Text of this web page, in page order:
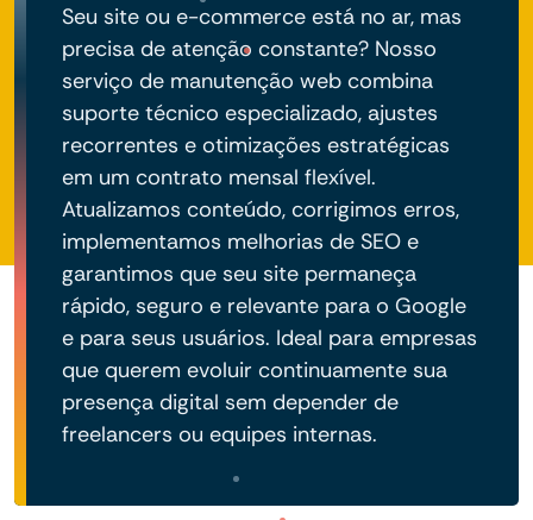
Seu site ou e-commerce está no ar, mas
precisa de atenção constante? Nosso
serviço de manutenção web combina
suporte técnico especializado, ajustes
recorrentes e otimizações estratégicas
em um contrato mensal flexível.
Atualizamos conteúdo, corrigimos erros,
implementamos melhorias de SEO e
garantimos que seu site permaneça
rápido, seguro e relevante para o Google
e para seus usuários. Ideal para empresas
que querem evoluir continuamente sua
presença digital sem depender de
freelancers ou equipes internas.